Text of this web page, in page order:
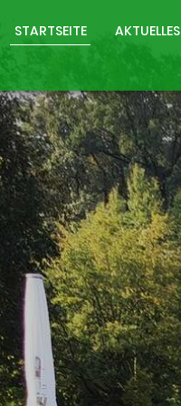
STARTSEITE AKTUELLES